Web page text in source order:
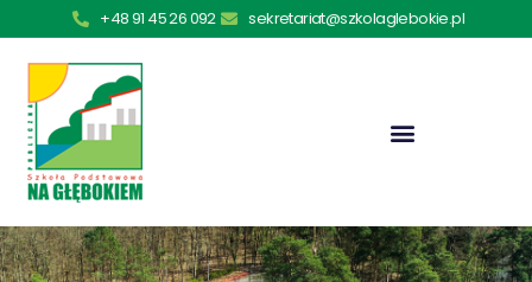
+48 91 45 26 092 sekretariat@szkolaglebokie.pl